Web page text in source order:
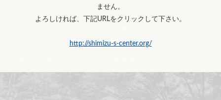
ません。
よろしければ、下記URLをクリックして下さい。
http://shimizu-s-center.org/